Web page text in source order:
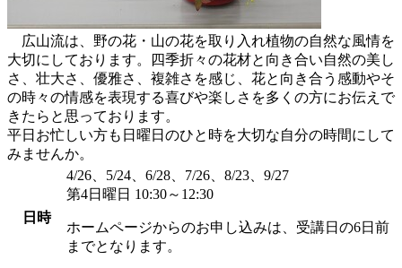
広山流は、野の花・山の花を取り入れ植物の自然な風情を
大切にしております。四季折々の花材と向き合い自然の美し
さ、壮大さ、優雅さ、複雑さを感じ、花と向き合う感動やそ
の時々の情感を表現する喜びや楽しさを多くの方にお伝えで
きたらと思っております。
平日お忙しい方も日曜日のひと時を大切な自分の時間にして
みませんか。
日時
4/26、5/24、6/28、7/26、8/23、9/27
第4日曜日 10:30～12:30
ホームページからのお申し込みは、受講日の6日前
までとなります。